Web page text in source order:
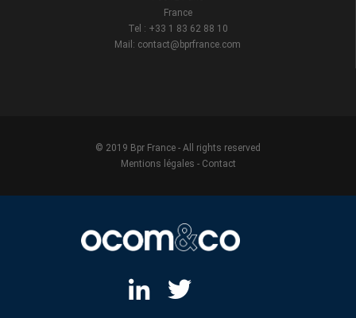
France
Tel : +33 1 83 62 88 10
Mail: contact@bprfrance.com
© 2019 Bpr France - All rights reserved
Mentions légales - Contact